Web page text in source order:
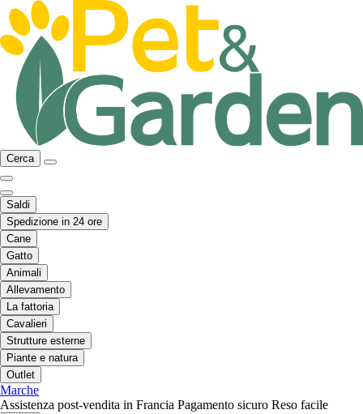
Cerca
Saldi
Spedizione in 24 ore
Cane
Gatto
Animali
Allevamento
La fattoria
Cavalieri
Strutture esterne
Piante e natura
Outlet
Marche
Assistenza post-vendita in Francia Pagamento sicuro Reso facile